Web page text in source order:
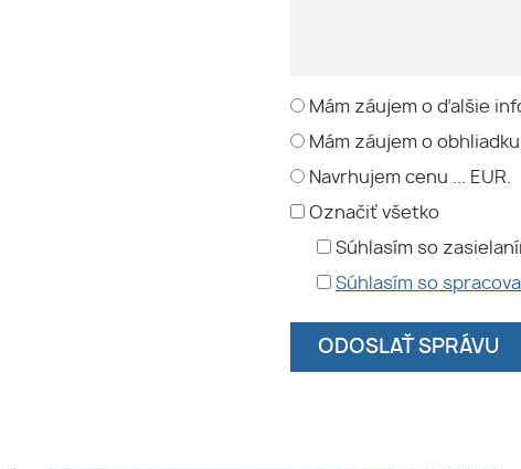
Mám záujem o ďalšie
Mám záujem o
Navrhujem cenu ... EUR.
Označiť všetko
Súhlasím so
Súhlasím so